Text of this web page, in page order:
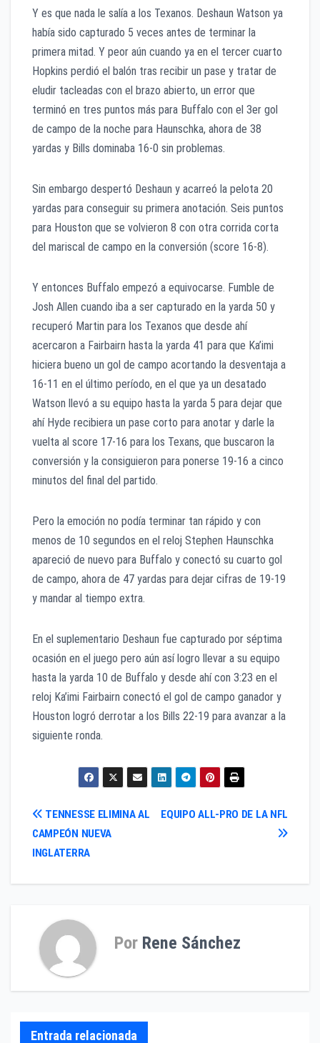
Y es que nada le salía a los Texanos. Deshaun Watson ya
había sido capturado 5 veces antes de terminar la
primera mitad. Y peor aún cuando ya en el tercer cuarto
Hopkins perdió el balón tras recibir un pase y tratar de
eludir tacleadas con el brazo abierto, un error que
terminó en tres puntos más para Buffalo con el 3er gol
de campo de la noche para Haunschka, ahora de 38
yardas y Bills dominaba 16-0 sin problemas.
Sin embargo despertó Deshaun y acarreó la pelota 20
yardas para conseguir su primera anotación. Seis puntos
para Houston que se volvieron 8 con otra corrida corta
del mariscal de campo en la conversión (score 16-8).
Y entonces Buffalo empezó a equivocarse. Fumble de
Josh Allen cuando iba a ser capturado en la yarda 50 y
recuperó Martin para los Texanos que desde ahí
acercaron a Fairbairn hasta la yarda 41 para que Ka’imi
hiciera bueno un gol de campo acortando la desventaja a
16-11 en el último período, en el que ya un desatado
Watson llevó a su equipo hasta la yarda 5 para dejar que
ahí Hyde recibiera un pase corto para anotar y darle la
vuelta al score 17-16 para los Texans, que buscaron la
conversión y la consiguieron para ponerse 19-16 a cinco
minutos del final del partido.
Pero la emoción no podía terminar tan rápido y con
menos de 10 segundos en el reloj Stephen Haunschka
apareció de nuevo para Buffalo y conectó su cuarto gol
de campo, ahora de 47 yardas para dejar cifras de 19-19
y mandar al tiempo extra.
En el suplementario Deshaun fue capturado por séptima
ocasión en el juego pero aún así logro llevar a su equipo
hasta la yarda 10 de Buffalo y desde ahí con 3:23 en el
reloj Ka’imi Fairbairn conectó el gol de campo ganador y
Houston logró derrotar a los Bills 22-19 para avanzar a la
siguiente ronda.
Navegación
de
entradas
EQUIPO ALL-PRO DE LA NFL
TENNESSE ELIMINA AL
CAMPEÓN NUEVA
INGLATERRA
Por Rene Sánchez
Entrada relacionada